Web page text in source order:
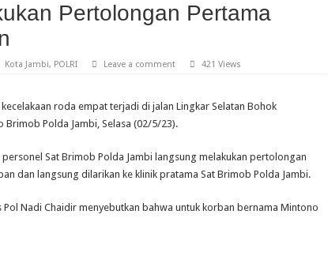
Pertolongan Pertama
Kota Jambi, POLRI Leave a comment 421 Views
roda empat terjadi di jalan Lingkar Selatan Bohok
Brimob Polda Jambi, Selasa (02/5/23).
Sat Brimob Polda Jambi langsung melakukan pertolongan
dan langsung dilarikan ke klinik pratama Sat Brimob Polda Jambi.
Nadi Chaidir menyebutkan bahwa untuk korban bernama Mintono